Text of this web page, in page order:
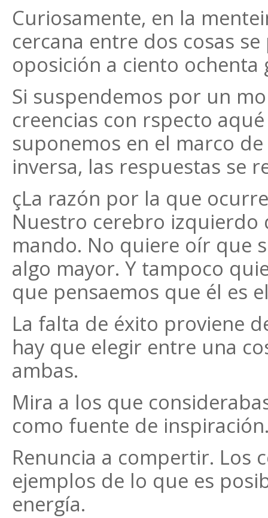
Curiosamente, en la
cercana entre dos cosas
oposición a ciento ochenta
Si suspendemos por un
creencias con rspecto
suponemos en el marco
inversa, las respuestas se
çLa razón por la que
Nuestro cerebro izquierdo
mando. No quiere oír que
algo mayor. Y tampoco
que pensaemos que él es
La falta de éxito proviene
hay que elegir entre una
ambas.
Mira a los que
como fuente de
Renuncia a compertir. Los
ejemplos de lo que es
energía.